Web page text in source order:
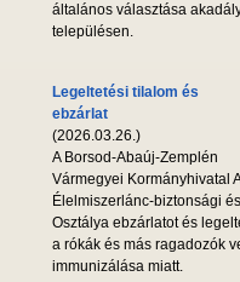
általános választása
településen.
Legeltetési tilalom és
ebzárlat
(2026.03.26.)
A Borsod-Abaúj-Zemplén
Vármegyei Kormányhivatal
Élelmiszerlánc-biztonsági
Osztálya ebzárlatot és
a rókák és más ragadozók
immunizálása miatt.